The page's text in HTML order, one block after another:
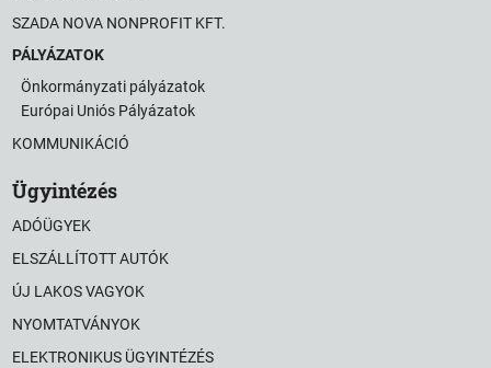
SZADA NOVA NONPROFIT KFT.
PÁLYÁZATOK
Önkormányzati pályázatok
Európai Uniós Pályázatok
KOMMUNIKÁCIÓ
Ügyintézés
ADÓÜGYEK
ELSZÁLLÍTOTT AUTÓK
ÚJ LAKOS VAGYOK
NYOMTATVÁNYOK
ELEKTRONIKUS ÜGYINTÉZÉS